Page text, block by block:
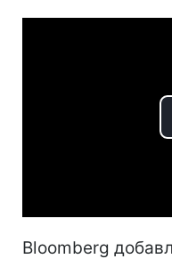
Bloomberg